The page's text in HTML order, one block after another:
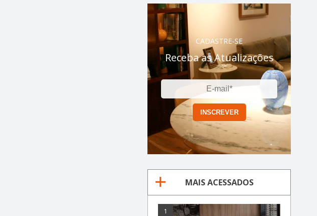
CADASTRE-SE
Receba as Atualizações
MAIS ACESSADOS
1